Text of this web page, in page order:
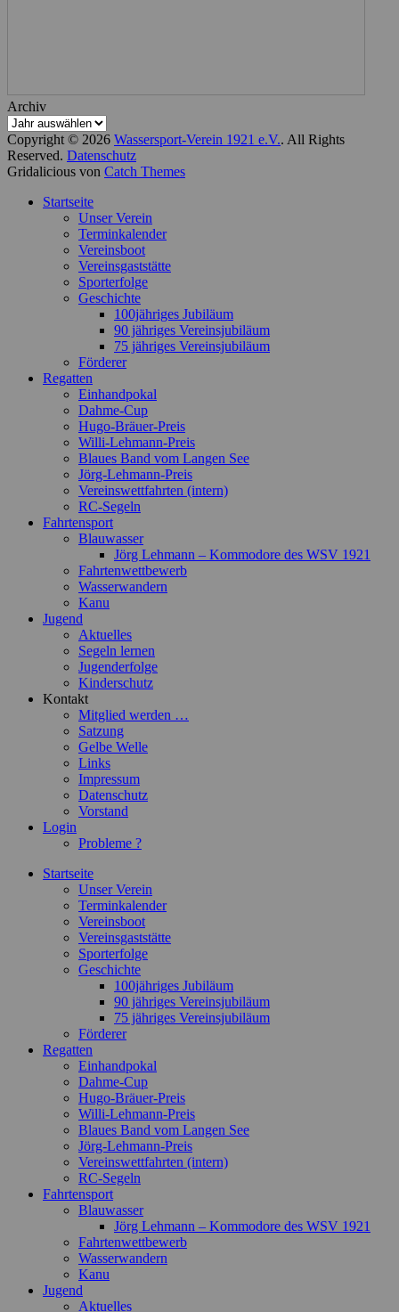
Archiv
Copyright © 2026 Wassersport-Verein 1921 e.V.. All Rights
Reserved. Datenschutz
Gridalicious von Catch Themes
oben
Startseite
Unser Verein
Terminkalender
Vereinsboot
Vereinsgaststätte
Sporterfolge
Geschichte
100jähriges Jubiläum
90 jähriges Vereinsjubiläum
75 jähriges Vereinsjubiläum
Förderer
Regatten
Einhandpokal
Dahme-Cup
Hugo-Bräuer-Preis
Willi-Lehmann-Preis
Blaues Band vom Langen See
Jörg-Lehmann-Preis
Vereinswettfahrten (intern)
RC-Segeln
Fahrtensport
Blauwasser
Jörg Lehmann – Kommodore des WSV 1921
Fahrtenwettbewerb
Wasserwandern
Kanu
Jugend
Aktuelles
Segeln lernen
Jugenderfolge
Kinderschutz
Kontakt
Mitglied werden …
Satzung
Gelbe Welle
Links
Impressum
Datenschutz
Vorstand
Login
Probleme ?
Startseite
Unser Verein
Terminkalender
Vereinsboot
Vereinsgaststätte
Sporterfolge
Geschichte
100jähriges Jubiläum
90 jähriges Vereinsjubiläum
75 jähriges Vereinsjubiläum
Förderer
Regatten
Einhandpokal
Dahme-Cup
Hugo-Bräuer-Preis
Willi-Lehmann-Preis
Blaues Band vom Langen See
Jörg-Lehmann-Preis
Vereinswettfahrten (intern)
RC-Segeln
Fahrtensport
Blauwasser
Jörg Lehmann – Kommodore des WSV 1921
Fahrtenwettbewerb
Wasserwandern
Kanu
Jugend
Aktuelles